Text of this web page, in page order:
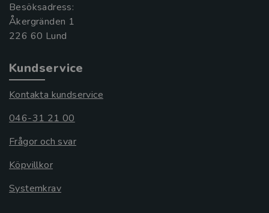
Besöksadress:
Åkergränden 1
Kundservice
Kontakta kundservice
046-31 21 00
Frågor och svar
Köpvillkor
Systemkrav